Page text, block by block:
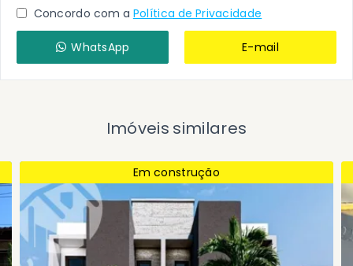
Concordo com a Política de Privacidade
WhatsApp E-mail
Imóveis similares
Em construção